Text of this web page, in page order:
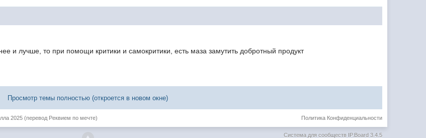
и лучше, то при помощи критики и самокритики, есть маза замутить добротный продукт
Просмотр темы полностью (откроется в новом окне)
2025 (перевод Реквием по мечте) Политика Конфиденциальности
Система для сообществ IP.Board 3.4.5